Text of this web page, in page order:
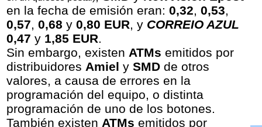
en la fecha de emisión eran: 0,32, 0,53,
0,57, 0,68 y 0,80 EUR, y CORREIO AZUL
0,47 y 1,85 EUR.
Sin embargo, existen ATMs emitidos por
distribuidores Amiel y SMD de otros
valores, a causa de errores en la
programación del equipo, o distinta
programación de uno de los botones.
También existen ATMs emitidos por